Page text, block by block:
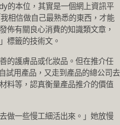
的本位，其實是一個網上資訊平
相信做自己最熟悉的東西，才能
佈有關良心消費的知識類文章，
標籤的技術文。
的護膚品或化妝品。但在推介任
試用產品，又走到產品的總公司去
料等，認真衡量產品推介的價值
做一些慢工細活出來。」她放慢